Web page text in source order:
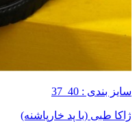
سایز بندی : 40_37
ژاکا طبی (با پد خارپاشنه)